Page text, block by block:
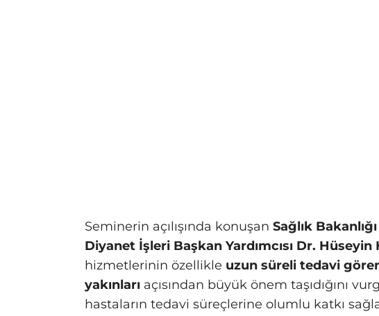
Seminerin açılışında konuşan Sağlık
Diyanet İşleri Başkan Yardımcısı Dr. Hüseyin
hizmetlerinin özellikle uzun süreli tedavi
yakınları açısından büyük önem taşıdığını
hastaların tedavi süreçlerine olumlu katkı